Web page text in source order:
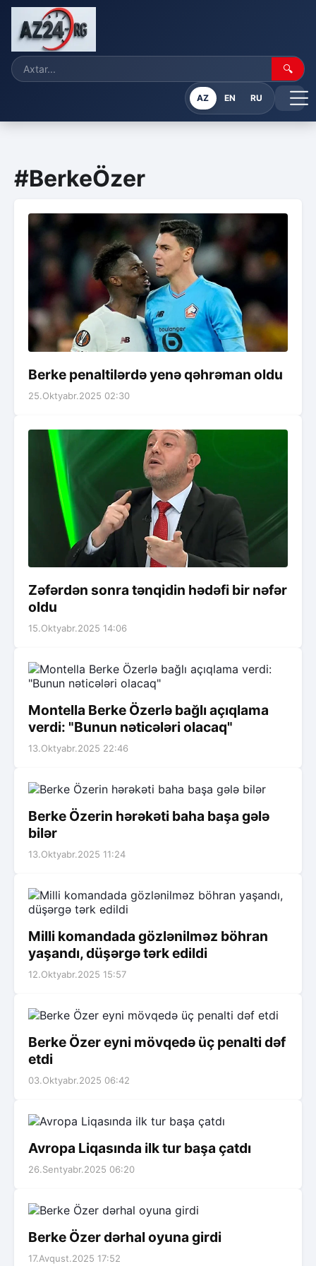
🔍
AZ EN RU
#BerkeÖzer
Berke penaltilərdə yenə qəhrəman oldu
25.Oktyabr.2025 02:30
Zəfərdən sonra tənqidin hədəfi bir nəfər
oldu
15.Oktyabr.2025 14:06
Montella Berke Özerlə bağlı açıqlama
verdi: "Bunun nəticələri olacaq"
13.Oktyabr.2025 22:46
Berke Özerin hərəkəti baha başa gələ
bilər
13.Oktyabr.2025 11:24
Milli komandada gözlənilməz böhran
yaşandı, düşərgə tərk edildi
12.Oktyabr.2025 15:57
Berke Özer eyni mövqedə üç penalti dəf
etdi
03.Oktyabr.2025 06:42
Avropa Liqasında ilk tur başa çatdı
26.Sentyabr.2025 06:20
Berke Özer dərhal oyuna girdi
17.Avqust.2025 17:52